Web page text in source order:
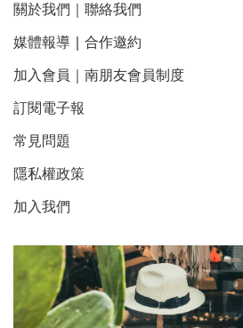
關於我們 聯絡我們
媒體報導 合作邀約
加入會員｜南朋友會員制度
訂閱電子報
常見問題
隱私權政策
加入我們